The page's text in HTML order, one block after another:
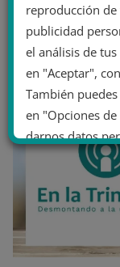
reproducción
publicidad
el análisis de
en "Aceptar",
También
en "Opciones
darnos datos
último, puedes
No dar mi
Opciones de